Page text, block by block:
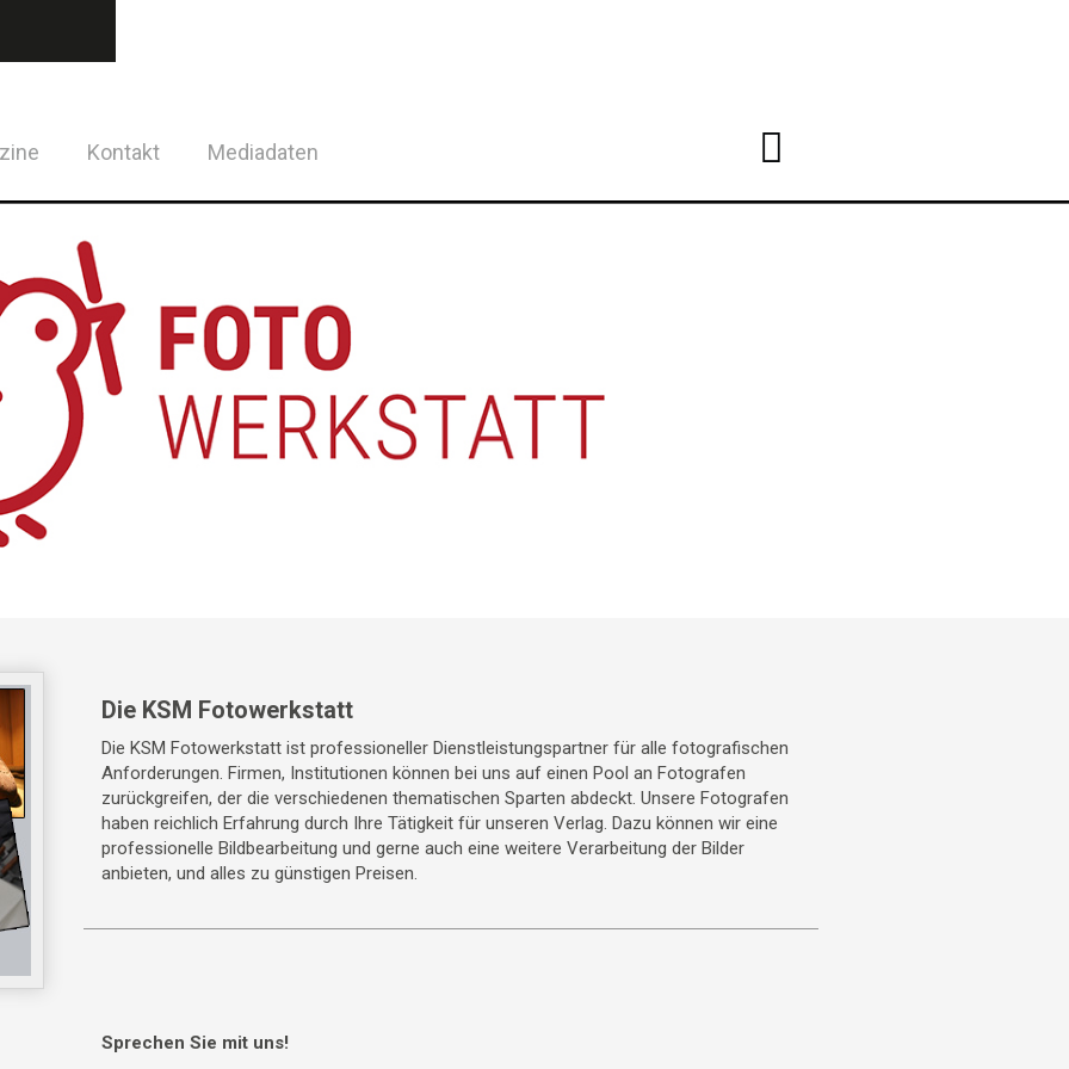
Kontakt Mediadaten
Die KSM Fotowerkstatt
Die KSM Fotowerkstatt ist professioneller Dienstleistungspartner für alle fotografischen
Anforderungen. Firmen, Institutionen können bei uns auf einen Pool an Fotografen
zurückgreifen, der die verschiedenen thematischen Sparten abdeckt. Unsere Fotografen
haben reichlich Erfahrung durch Ihre Tätigkeit für unseren Verlag. Dazu können wir eine
professionelle Bildbearbeitung und gerne auch eine weitere Verarbeitung der Bilder
anbieten, und alles zu günstigen Preisen.
Sprechen Sie mit uns!